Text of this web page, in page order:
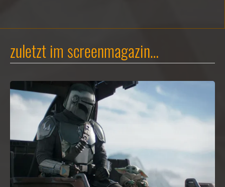
zuletzt im screenmagazin…